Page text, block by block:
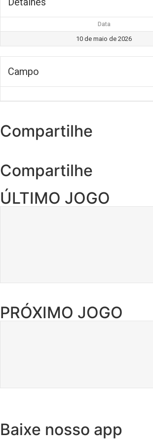
Data
10 de maio de 2026
Campo
Compartilhe
Compartilhe
ÚLTIMO JOGO
PRÓXIMO JOGO
Baixe nosso app